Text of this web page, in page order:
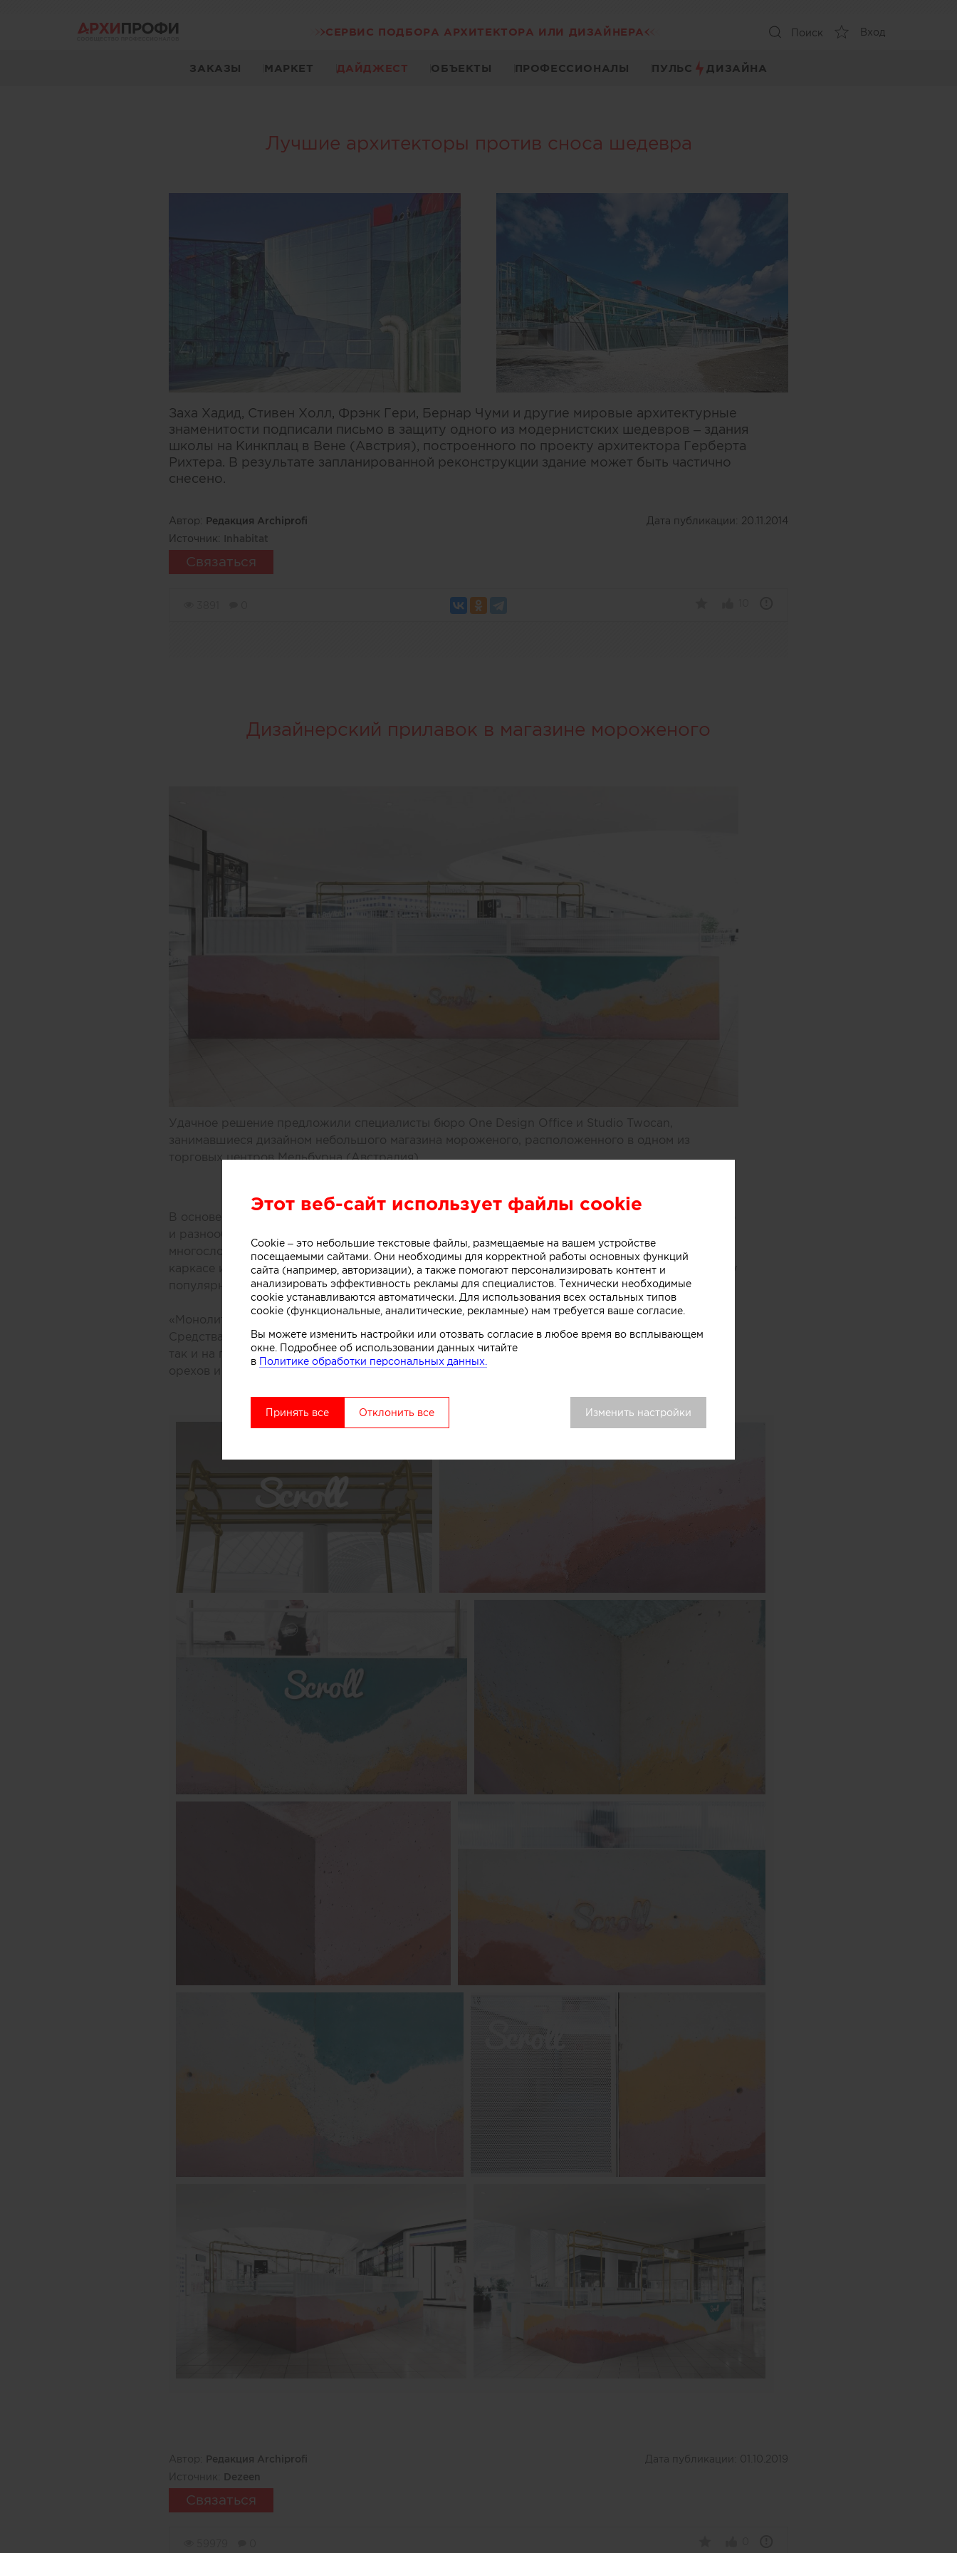
СЕРВИС ПОДБОРА АРХИТЕКТОРА ИЛИ ДИЗАЙНЕРА Поиск Вход
ЗАКАЗЫ МАРКЕТ ДАЙДЖЕСТ ОБЪЕКТЫ ПРОФЕССИОНАЛЫ ПУЛЬС ДИЗАЙНА
Лучшие архитекторы против сноса шедевра
Заха Хадид, Стивен Холл, Фрэнк Гери, Бернар Чуми и другие мировые архитектурные
знаменитости подписали письмо в защиту одного из модернистских шедевров – здания
школы на Кинкплац в Вене (Австрия), построенного по проекту архитектора Герберта
Рихтера. В результате запланированной реконструкции здание может быть частично
снесено.
Автор: Редакция Archiprofi Дата публикации: 20.11.2014
Источник: Inhabitat
Связаться
Дизайнерский прилавок в магазине мороженого
Удачное решение предложили специалисты бюро One Design Office и Studio Twocan,
занимавшиеся дизайном небольшого магазина мороженого, расположенного в одном из
торговых центров Мельбурна (Австралия).
В основе концепции массивной стойки лежит образ емкости с несколькими слоями мороженого
и разнообразных добавок. Технически замысел был реализован при помощи техники
многослойной заливки тонированного бетона. Логотип магазина мороженого был закреплен на
каркасе из медных трубок, символизирующих систему охлаждения в автоматах по производству
популярного ледяного лакомства.
«Монолитный фасад торговой точки выделяется среди других объектов торгового центра.
Средствами дизайна нам удалось сосредоточить внимание покупателей как на самом продукте,
так и на производственном процессе, в основе которого перемешивание слоев фруктов, ягод,
орехов и ароматических добавок», рассказывают авторы этого небольшого проекта.
Автор: Редакция Archiprofi Дата публикации: 01.10.2019
Источник:
Dezeen
Связаться
Этот веб-сайт использует файлы cookie
Cookie – это небольшие текстовые файлы, размещаемые на вашем устройстве
посещаемыми сайтами. Они необходимы для корректной работы основных функций
сайта (например, авторизации), а также помогают персонализировать контент и
анализировать эффективность рекламы для специалистов. Технически необходимые
cookie устанавливаются автоматически. Для использования всех остальных типов
cookie (функциональные, аналитические, рекламные) нам требуется ваше согласие.
Вы можете изменить настройки или отозвать согласие в любое время во всплывающем
окне. Подробнее об использовании данных читайте
в Политике обработки персональных данных.
Принять все Отклонить все Изменить настройки